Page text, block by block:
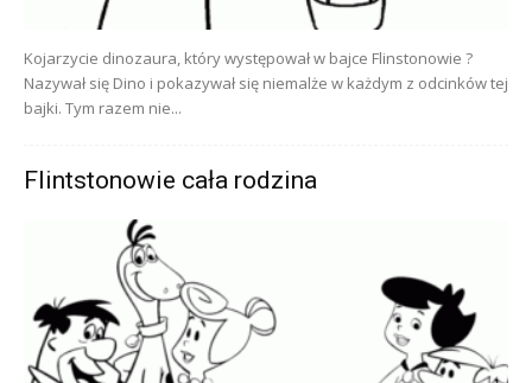
Kojarzycie dinozaura, który występował w bajce Flinstonowie ?
Nazywał się Dino i pokazywał się niemalże w każdym z odcinków tej
bajki. Tym razem nie...
Flintstonowie cała rodzina